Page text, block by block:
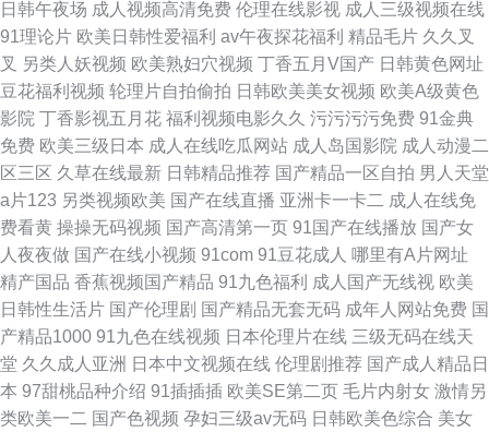
日韩午夜场 成人视频高清免费 伦理在线影视 成人三级视频在线
91理论片 欧美日韩性爱福利 av午夜探花福利 精品毛片 久久叉
叉 另类人妖视频 欧美熟妇穴视频 丁香五月V国产 日韩黄色网址
豆花福利视频 轮理片自拍偷拍 日韩欧美美女视频 欧美A级黄色
影院 丁香影视五月花 福利视频电影久久 污污污污免费 91金典
免费 欧美三级日本 成人在线吃瓜网站 成人岛国影院 成人动漫二
区三区 久草在线最新 日韩精品推荐 国产精品一区自拍 男人天堂
a片123 另类视频欧美 国产在线直播 亚洲卡一卡二 成人在线免
费看黄 操操无码视频 国产高清第一页 91国产在线播放 国产女
人夜夜做 国产在线小视频 91com 91豆花成人 哪里有A片网址
精产国品 香蕉视频国产精品 91九色福利 成人国产无线视 欧美
日韩性生活片 国产伦理剧 国产精品无套无码 成年人网站免费 国
产精品1000 91九色在线视频 日本伦理片在线 三级无码在线天
堂 久久成人亚洲 日本中文视频在线 伦理剧推荐 国产成人精品日
本 97甜桃品种介绍 91插插插 欧美SE第二页 毛片内射女 激情另
类欧美一二 国产色视频 孕妇三级av无码 日韩欧美色综合 美女